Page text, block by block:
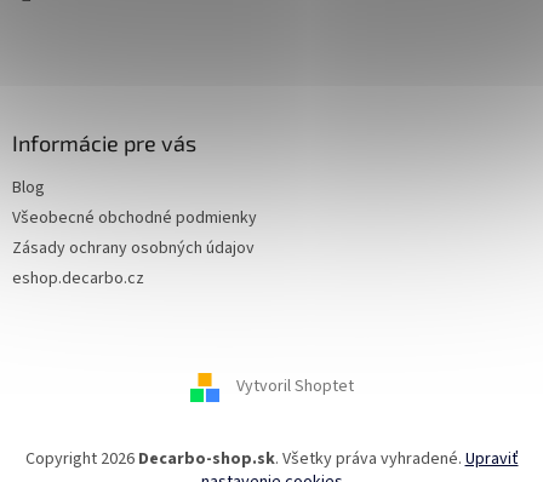
Informácie pre vás
Blog
Všeobecné obchodné podmienky
Zásady ochrany osobných údajov
eshop.decarbo.cz
Vytvoril Shoptet
Copyright 2026 Decarbo-shop.sk. Všetky práva vyhradené.Upraviť